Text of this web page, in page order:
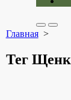
Search
Toggle
Меню
Главная>
Тег